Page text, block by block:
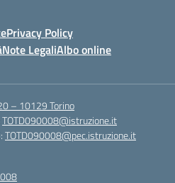
Privacy Policy
Note LegaliAlbo online
– 10129 Torino
TOTD090008@istruzione.it
TOTD090008@pec.istruzione.it